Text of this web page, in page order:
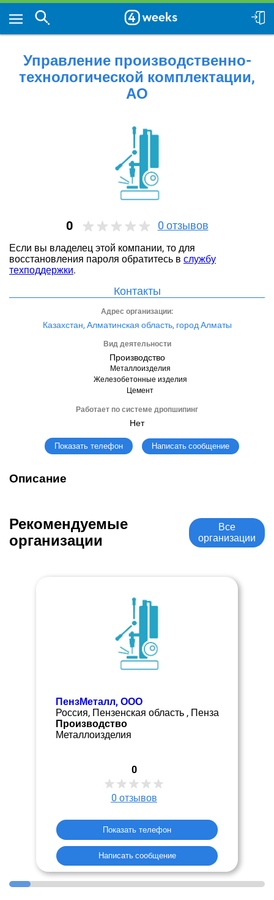
Управление производственно-
технологической комплектации,
АО
0 0 отзывов
Если вы владелец этой компании, то для
восстановления пароля обратитесь в службу
техподдержки.
Контакты
Адрес организации:
Казахстан, Алматинская область, город Алматы
Вид деятельности
Производство
Металлоизделия
Железобетонные изделия
Цемент
Работает по системе дропшипинг
Нет
Показать телефон Написать сообщение
Описание
Рекомендуемые
организации
Все
организации
ПензМеталл, ООО
Россия, Пензенская область , Пенза
Производство
Металлоизделия
0
0 отзывов
Показать телефон
Написать сообщение